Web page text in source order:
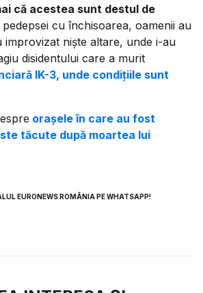
că acestea sunt destul de
pedepsei cu închisoarea, oamenii au
improvizat niște altare, unde i-au
disidentului care a murit
IK-3, unde condițiile sunt
orașele în care au fost
tăcute după moartea lui
EURONEWS ROMÂNIA PE WHATSAPP!